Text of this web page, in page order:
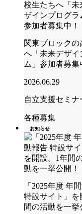
関東ブロックの
へ「未来デザイ
ム」参加者募集
2026.06.29
自立支援セミナ
各種募集
お知らせ
「2025年度 年
特設サイト」を
間の活動を一挙